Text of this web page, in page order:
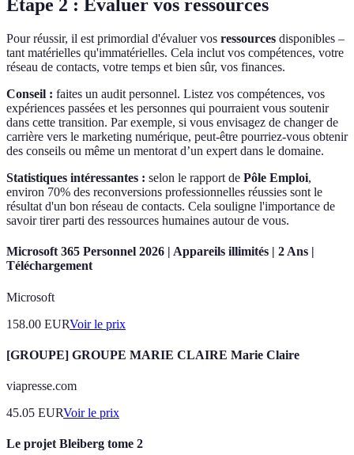
Étape 2 : Évaluer vos ressources
Pour réussir, il est primordial d'évaluer vos ressources disponibles –
tant matérielles qu'immatérielles. Cela inclut vos compétences, votre
réseau de contacts, votre temps et bien sûr, vos finances.
Conseil : faites un audit personnel. Listez vos compétences, vos
expériences passées et les personnes qui pourraient vous soutenir
dans cette transition. Par exemple, si vous envisagez de changer de
carrière vers le marketing numérique, peut-être pourriez-vous obtenir
des conseils ou même un mentorat d’un expert dans le domaine.
Statistiques intéressantes : selon le rapport de Pôle Emploi,
environ 70% des reconversions professionnelles réussies sont le
résultat d'un bon réseau de contacts. Cela souligne l'importance de
savoir tirer parti des ressources humaines autour de vous.
Microsoft 365 Personnel 2026 | Appareils illimités | 2 Ans |
Téléchargement
Microsoft
158.00 EURVoir le prix
[GROUPE] GROUPE MARIE CLAIRE Marie Claire
viapresse.com
45.05 EURVoir le prix
Le projet Bleiberg tome 2